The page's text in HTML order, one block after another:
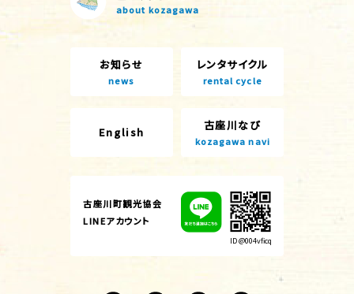
about kozagawa
お知らせ
news
レンタサイクル
rental cycle
English 古座川なび
kozagawa navi
古座川町観光協会
LINEアカウント
ID @004vficq